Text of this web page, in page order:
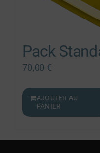
Pack
70,00 €
AJOUTER AU
PANIER